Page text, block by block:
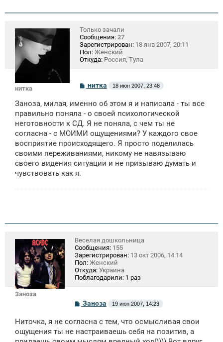
нитка
Только зачали
Сообщения: 27
Зарегистрирован: 18 янв 2007, 20:11
Пол: Женский
Откуда: Россия, Тула
С
б
щ
е
н
и
нитка 18 июн 2007, 23:48
Заноза, милая, именно об этом я и написала - ты все
правильно поняла - о своей психологической
неготовности к СД. Я не поняла, с чем ты не
согласна - с МОИМИ ощущениями? У каждого свое
восприятие происходящего. Я просто поделилась
своими переживаниями, никому не навязываю
своего видения ситуации и не призываю думать и
чувствовать как я.
Заноза
Веселая дошкольница
Сообщения: 155
Зарегистрирован: 13 окт 2006, 14:14
Пол: Женский
Откуда: Украина
Поблагодарили: 1 раз
С
б
щ
Заноза 19 июн 2007, 14:23
Ниточка, я не согласна с тем, что осмысливая свои
ощущения ты не настраиваешь себя на позитив, а